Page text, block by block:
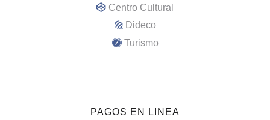
Centro Cultural
Dideco
Turismo
PAGOS EN LINEA